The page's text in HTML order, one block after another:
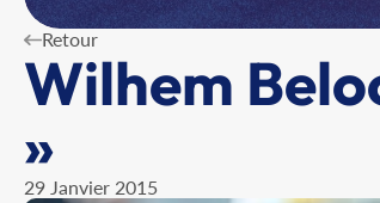
Retour
Wilhem
»
29 Janvier 2015